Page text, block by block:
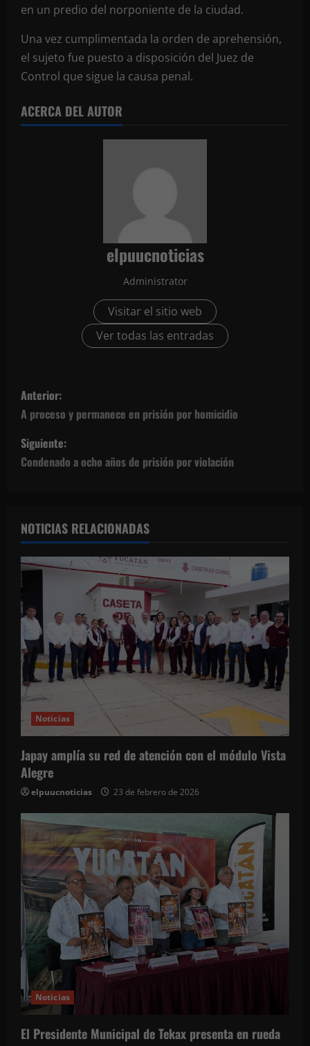
en un predio del norponiente de la ciudad.
Una vez cumplimentada la orden de aprehensión,
el sujeto fue puesto a disposición del Juez de
Control que sigue la causa penal.
ACERCA DEL AUTOR
elpuucnoticias
Administrator
Visitar el sitio web
Ver todas las entradas
N
a
v
e
a
c
i
ó
n
d
e
e
n
t
r
a
d
a
s
Anterior:
A proceso y permanece en prisión por homicidio
Siguiente:
Condenado a ocho años de prisión por violación
NOTICIAS RELACIONADAS
Noticias
Japay amplía su red de atención con el módulo Vista
Alegre
elpuucnoticias 23 de febrero de 2026
Noticias
El Presidente Municipal de Tekax presenta en rueda